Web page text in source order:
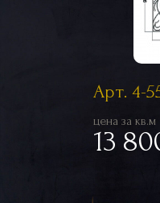
Арт. 4-
цена за кв.м
13